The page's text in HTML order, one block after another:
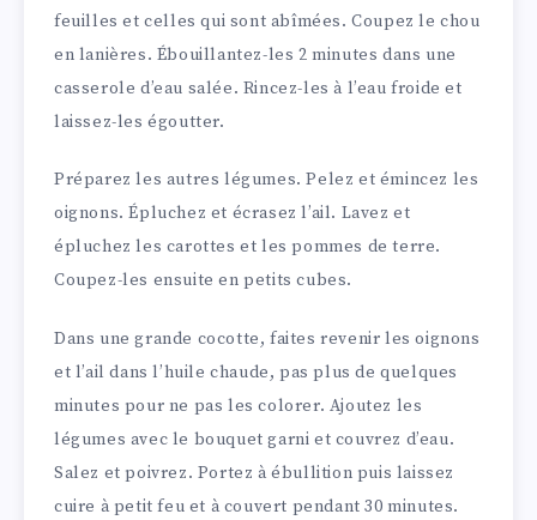
feuilles et celles qui sont abîmées. Coupez le chou
en lanières. Ébouillantez-les 2 minutes dans une
casserole d’eau salée. Rincez-les à l’eau froide et
laissez-les égoutter.
Préparez les autres légumes. Pelez et émincez les
oignons. Épluchez et écrasez l’ail. Lavez et
épluchez les carottes et les pommes de terre.
Coupez-les ensuite en petits cubes.
Dans une grande cocotte, faites revenir les oignons
et l’ail dans l’huile chaude, pas plus de quelques
minutes pour ne pas les colorer. Ajoutez les
légumes avec le bouquet garni et couvrez d’eau.
Salez et poivrez. Portez à ébullition puis laissez
cuire à petit feu et à couvert pendant 30 minutes.